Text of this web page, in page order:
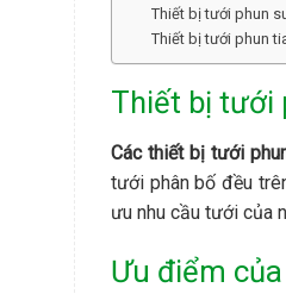
Thiết bị tưới phun
Thiết bị tưới phun
Thiết bị tưới
Các thiết bị tưới
tưới phân bố đều
ưu nhu cầu tưới của
Ưu điểm